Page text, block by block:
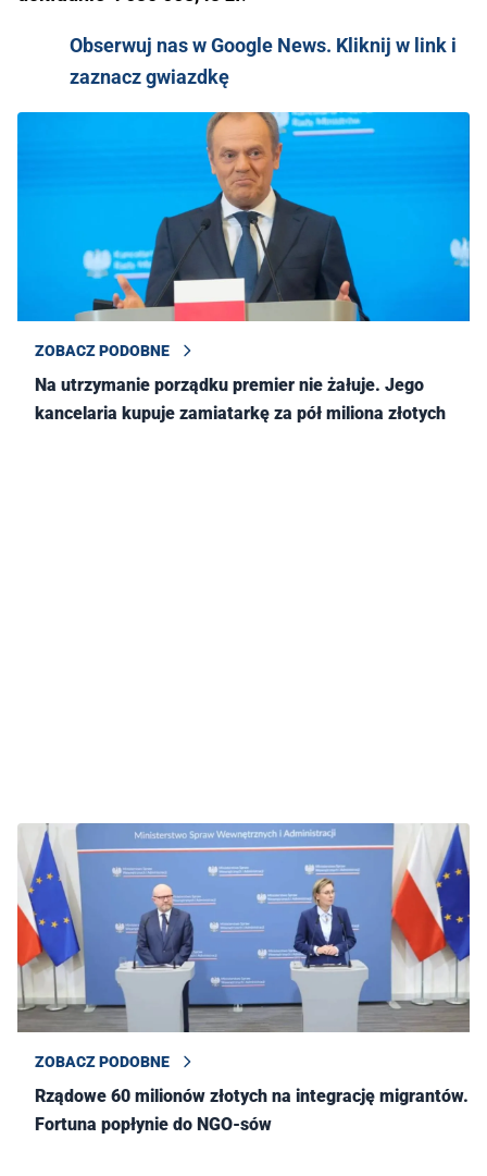
Obserwuj nas w Google News. Kliknij w link i
zaznacz gwiazdkę
ZOBACZ PODOBNE
Na utrzymanie porządku premier nie żałuje. Jego
kancelaria kupuje zamiatarkę za pół miliona złotych
ZOBACZ PODOBNE
Rządowe 60 milionów złotych na integrację migrantów.
Fortuna popłynie do NGO-sów